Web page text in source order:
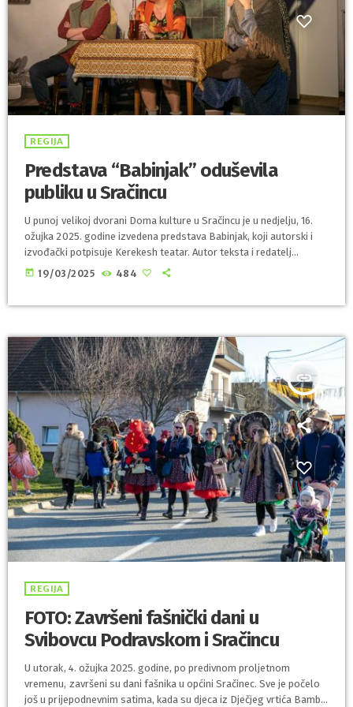
REGIJA
Predstava “Babinjak” oduševila
publiku u Sračincu
U punoj velikoj dvorani Doma kulture u Sračincu je u nedjelju, 16.
ožujka 2025. godine izvedena predstava Babinjak, koji autorski i
izvođački potpisuje Kerekesh teatar. Autor teksta i redatelj
predstave je Ljubomir Kerekeš, a izvele su je "ženske snage"
today 19/03/2025 484
insert_link
REGIJA
FOTO: Završeni fašnički dani u
Svibovcu Podravskom i Sračincu
U utorak, 4. ožujka 2025. godine, po predivnom proljetnom
vremenu, završeni su dani fašnika u općini Sračinec. Sve je počelo
još u prijepodnevnim satima, kada su djeca iz Dječjeg vrtića Bambi